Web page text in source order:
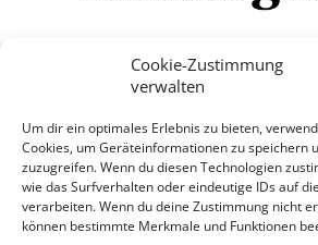
Cookie-Zustimmung
verwalten
Um dir ein optimales Erlebnis zu bieten,
Cookies, um Geräteinformationen zu speichern
zuzugreifen. Wenn du diesen Technologien
wie das Surfverhalten oder eindeutige IDs auf
verarbeiten. Wenn du deine Zustimmung nicht
können bestimmte Merkmale und Funktionen
Mehr
© Copyright Hintergrund.de,